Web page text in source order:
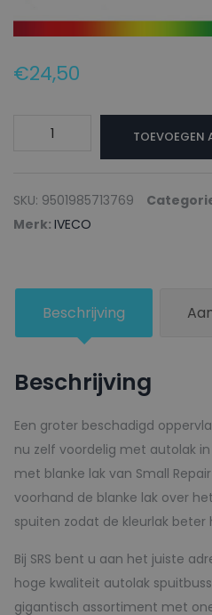
€24,50
IVECO
52081
ROSSO
aantal
TOEVOEGEN
SKU: 9501985713769
Merk: IVECO
Beschrijving
Beschrijving
Een groter beschadigd
nu zelf voordelig met autolak
met blanke lak van Small
voorhand de blanke lak over
spuiten zodat de kleurlak beter
Bij SRS bent u aan het juiste
hoge kwaliteit autolak
gigantisch assortiment met